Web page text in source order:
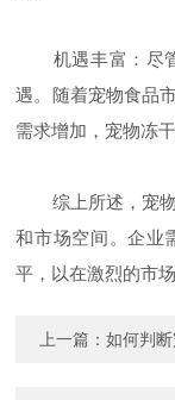
机遇丰富：尽管
遇。随着宠物食品
需求增加，宠物冻
综上所述，宠物
和市场空间。企业
平，以在激烈的市
上一篇：如何判